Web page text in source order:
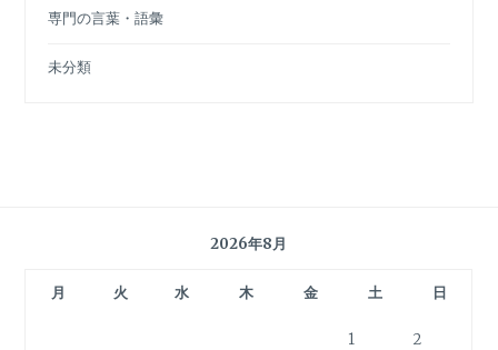
専門の言葉・語彙
未分類
2026年8月
月 火 水 木 金 土 日
1 2